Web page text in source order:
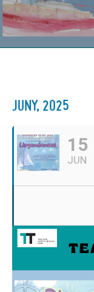
JUNY, 2025
15
JUN